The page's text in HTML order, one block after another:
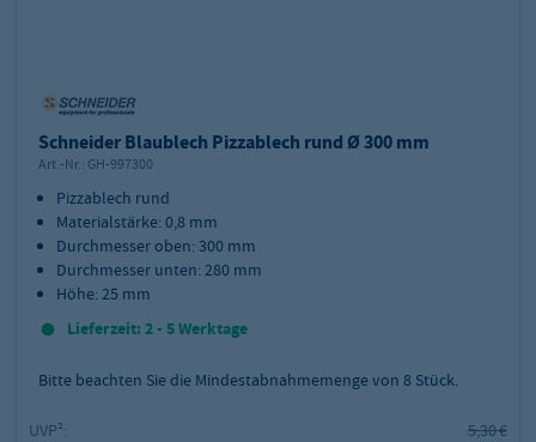
Schneider Blaublech Pizzablech rund Ø 300 mm
Art.-Nr.: GH-997300
Pizzablech rund
Materialstärke: 0,8 mm
Durchmesser oben: 300 mm
Durchmesser unten: 280 mm
Höhe: 25 mm
Lieferzeit: 2 - 5 Werktage
Bitte beachten Sie die Mindestabnahmemenge von 8 Stück.
UVP²:
5,30 €